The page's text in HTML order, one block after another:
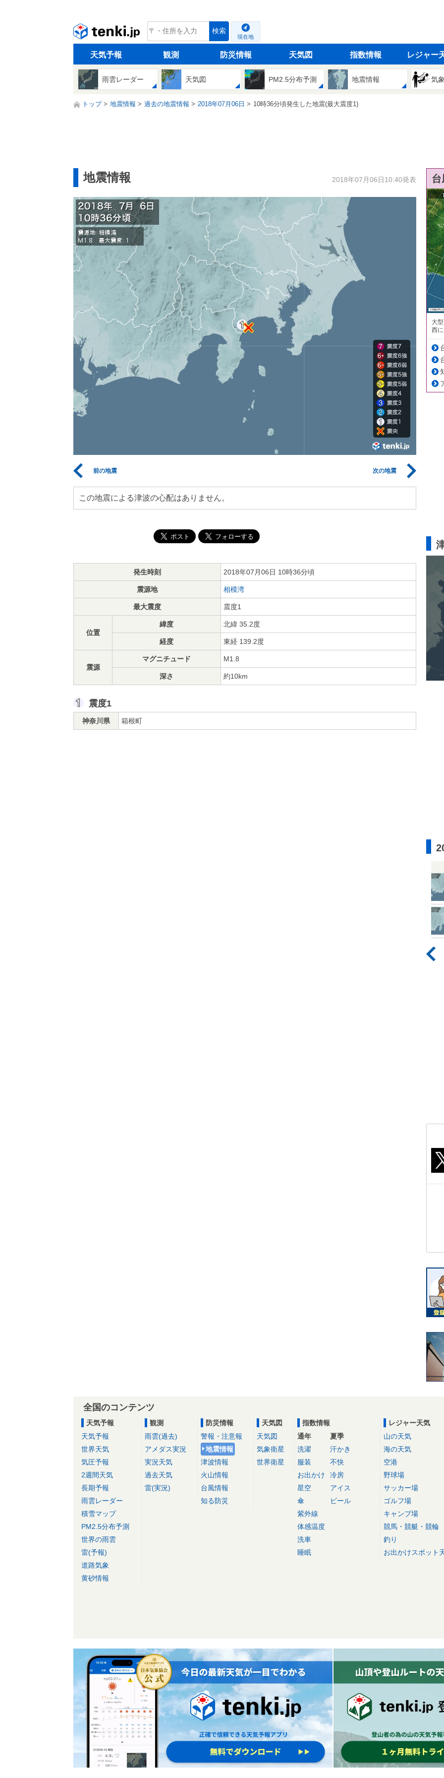
tenki.jp 検索
現在地
天気予報 観測 防災情報 天気図 指数情報 レジャー
雨雲レーダー 天気図 PM2.5分布予測 地震情報 気
トップ 地震情報 過去の地震情報 2018年07月06日 10時36分頃発生した地震(最大震度1)
地震情報 2018年07月06日10:40発表
前の地震 次の地震
この地震による津波の心配はありません。
発生時刻 2018年07月06日 10時36分頃
震源地 相模湾
最大震度 震度1
位置
緯度 北緯 35.2度
経度 東経 139.2度
震源
マグニチュード M1.8
深さ 約10km
震度1
神奈川県 箱根町
大
西
全国のコンテンツ
天気予報
天気予報
世界天気
気圧予報
2週間天気
長期予報
雨雲レーダー
積雪マップ
PM2.5分布予測
世界の雨雲
雷(予報)
道路気象
黄砂情報
観測
雨雲(過去)
アメダス実況
実況天気
過去天気
雷(実況)
防災情報
警報・注意報
地震情報
津波情報
火山情報
台風情報
知る防災
天気図
天気図
気象衛星
世界衛星
指数情報
通年
洗濯
服装
お出かけ
星空
傘
紫外線
体感温度
洗車
睡眠
夏季
汗かき
不快
冷房
アイス
ビール
レジャー天気
山の天気
海の天気
空港
野球場
サッカー場
ゴルフ場
キャンプ場
競馬・競艇・競輪
釣り
お出かけスポット